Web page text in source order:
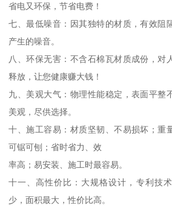
省电又环保，节省电费！
七、最低噪音：因其独特的材质，有效阻
产生的噪音。
八、环保无害：不含石棉瓦材质成份，对
释放，让您健康赚大钱！
九、美观大气：物理性能稳定，表面平整
美观，尽供选择。
十、施工容易：材质坚韧、不易损坏；重
可锯可刨；省时省力、效
率高；易安装、施工时最容易。
十一、高性价比：大规格设计，专利技
少，面积最大，性价比高。